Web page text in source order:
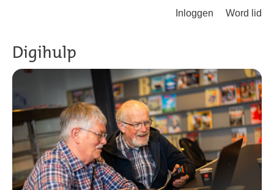
Inloggen Word lid
Digihulp